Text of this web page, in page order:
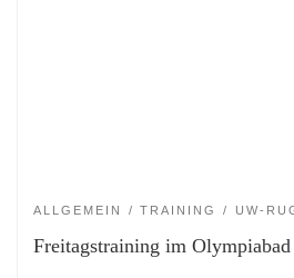
ALLGEMEIN TRAINING UW-
Freitagstraining im